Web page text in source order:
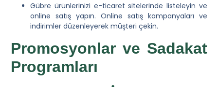
Gübre ürünlerinizi e-ticaret sitelerinde listeleyin ve
online satış yapın. Online satış kampanyaları ve
indirimler düzenleyerek müşteri çekin.
Promosyonlar ve Sadakat
Programları